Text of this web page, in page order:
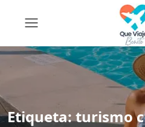
Etiqueta:turismo